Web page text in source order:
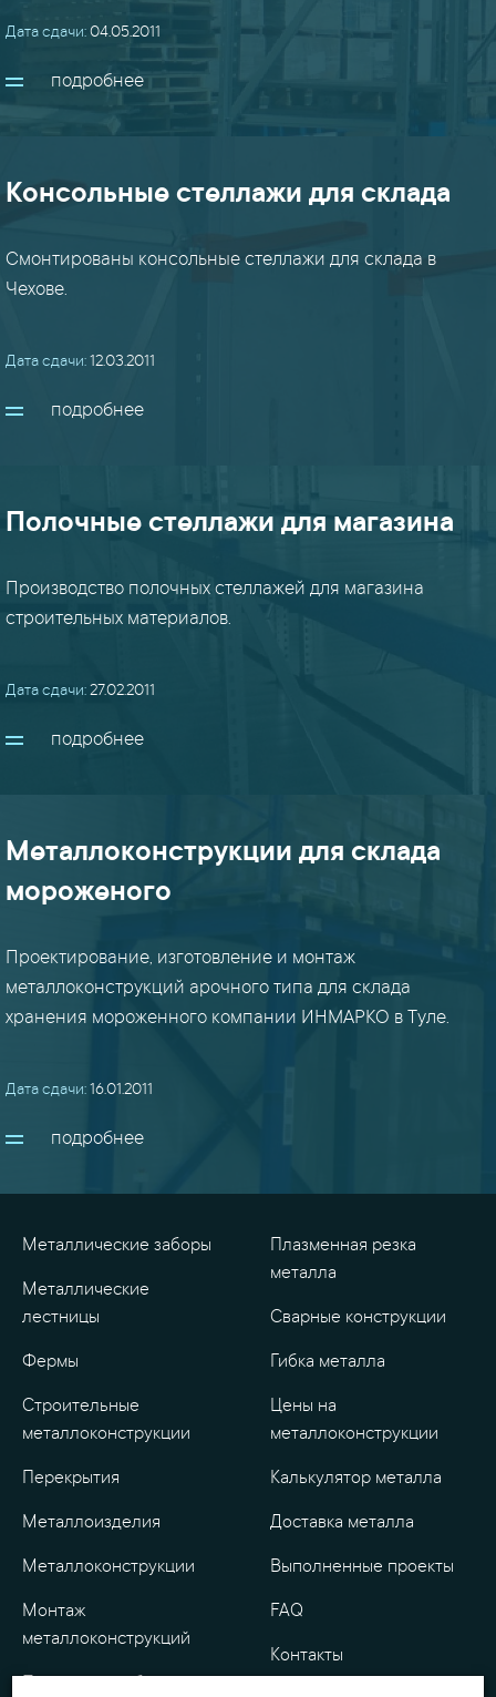
стеллажи
шкафы
(17)
строительные
/
кровли
все
Дата сдачи:04.05.2011
подробнее
Консольные стеллажи для склада
Смонтированы консольные стеллажи для склада в
Чехове.
Дата сдачи:12.03.2011
подробнее
Полочные стеллажи для магазина
Производство полочных стеллажей для магазина
строительных материалов.
Дата сдачи:27.02.2011
подробнее
Металлоконструкции для склада
мороженого
Проектирование, изготовление и монтаж
металлоконструкций арочного типа для склада
хранения мороженного компании ИНМАРКО в Туле.
Дата сдачи:16.01.2011
подробнее
Металлические заборы
Металлические
лестницы
Фермы
Строительные
металлоконструкции
Перекрытия
Металлоизделия
Металлоконструкции
Монтаж
металлоконструкций
Плазменная резка
металла
Сварные конструкции
Гибка металла
Цены на
металлоконструкции
Калькулятор металла
Доставка металла
Выполненные проекты
FAQ
Контакты